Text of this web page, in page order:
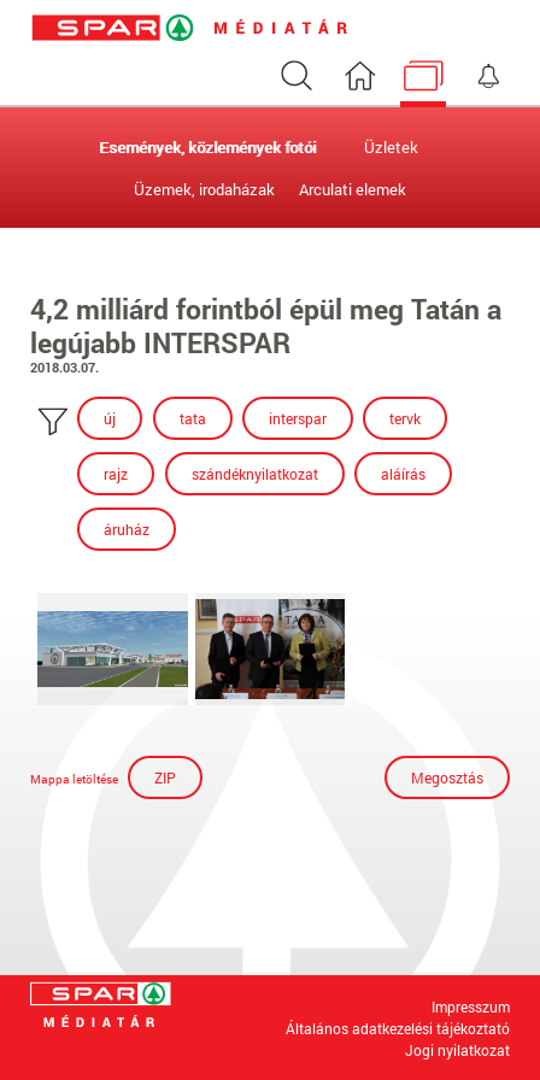
Keresés Nyitóoldal Médiatár
Események, közlemények fotói
Üzletek
Üzemek, irodaházak
Arculati elemek
4,2 milliárd forintból épül meg Tatán a
legújabb INTERSPAR
2018.03.07.
új tata interspar tervk
rajz szándéknyilatkozat aláírás
áruház
Mappa letöltése ZIP Megosztás
Impresszum
Általános adatkezelési tájékoztató
Jogi nyilatkozat